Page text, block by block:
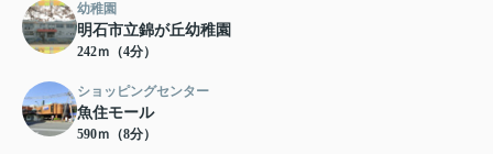
幼稚園
明石市立錦が丘幼稚園
242ｍ（4分）
ショッピングセンター
魚住モール
590ｍ（8分）